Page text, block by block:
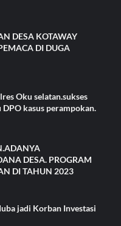
DESA KOTAWAY
DI DUGA
Oku selatan.sukses
DPO kasus perampokan.
DESA. PROGRAM
DI TAHUN 2023
jadi Korban Investasi